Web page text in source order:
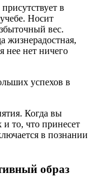
в
Носит
вес.
жизнерадостная,
нее нет ничего
успехов в
Когда вы
то, что принесет
в познании
образ